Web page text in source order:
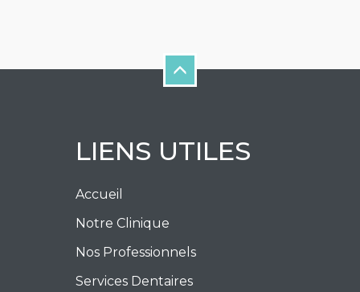
LIENS UTILES
Accueil
Notre Clinique
Nos Professionnels
Services Dentaires